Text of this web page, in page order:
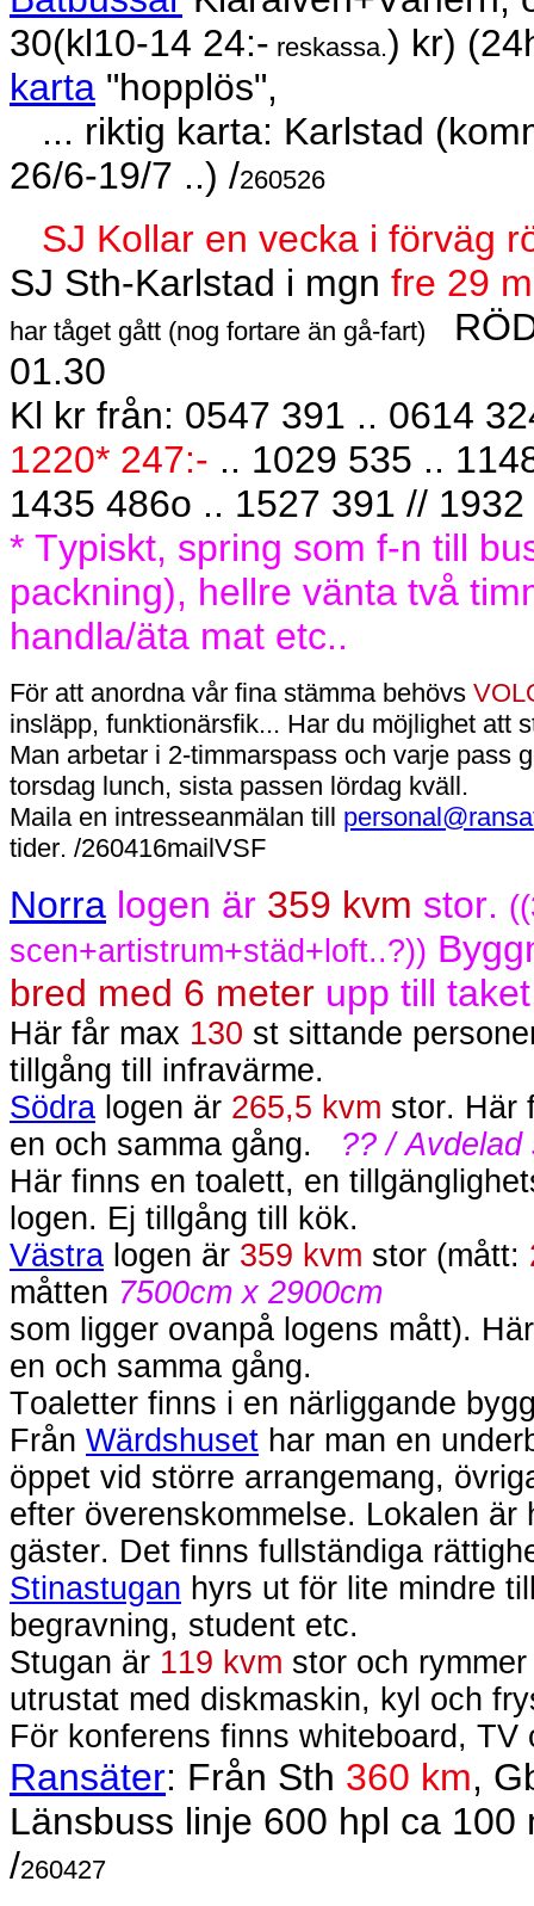
30(kl10-14 24:- reskassa.) kr)
karta "hopplös",
... riktig karta: Karlstad
26/6-19/7 ..) /260526
SJ Kollar en vecka i förväg
SJ Sth-Karlstad i mgn fre 29
har tåget gått (nog fortare än gå-fart)
01.30
Kl kr från: 0547 391 .. 0614
1220* 247:- .. 1029 535 ..
1435 486o .. 1527 391 //
* Typiskt, spring som f-n till
packning), hellre vänta två
handla/äta mat etc..
För att anordna vår fina stämma behövs
insläpp, funktionärsfik... Har du möjlighet att
Man arbetar i 2-timmarspass och varje pass
torsdag lunch, sista passen lördag kväll.
Maila en intresseanmälan till
tider. /260416mailVSF
Norra logen är 359 kvm stor.
scen+artistrum+städ+loft..?))
bred med 6 meter upp till
Här får max 130 st sittande
tillgång till infravärme.
Södra logen är 265,5 kvm stor. Här
en och samma gång.
?? / Avdelad
Här finns en toalett, en
logen. Ej tillgång till kök.
Västra logen är 359 kvm stor (mått:
måtten 7500cm x 2900cm
som ligger ovanpå logens mått).
en och samma gång.
Toaletter finns i en närliggande
Från Wärdshuset har man en
öppet vid större arrangemang,
efter överenskommelse. Lokalen
gäster. Det finns fullständiga
Stinastugan hyrs ut för lite mindre
begravning, student etc.
Stugan är 119 kvm stor och
utrustat med diskmaskin, kyl och
För konferens finns whiteboard,
Ransäter: Från Sth 360 km,
Länsbuss linje 600 hpl ca
/260427